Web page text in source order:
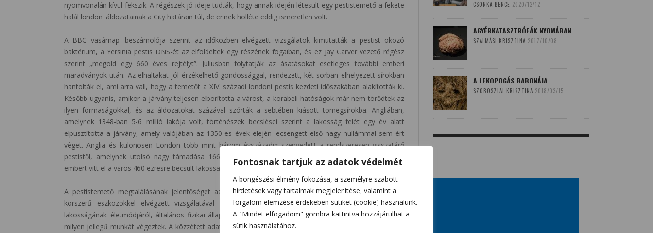
Fontosnak tartjuk az adatok védelmét
A böngészési élmény fokozása, a személyre szabott
hirdetések vagy tartalmak megjelenítése, valamint a
forgalom elemzése érdekében sütiket (cookie) használunk.
A "Mindet elfogadom" gombra kattintva hozzájárulhat a
sütik használatához.
nyomvonalán kívül fekszik. A régészek jó ideje tudták, hogy annak idején létesült egy pestistemető a fekete
halál londoni áldozatainak a City határain túl, de ennek holléte eddig ismeretlen volt.
A BBC vasárnapi beszámolója szerint az időközben elvégzett vizsgálatok kimutatták a pestist okozó
baktérium, a Yersinia pestis DNS-ét az elföldeltek egy részének fogaiban, és ez Jay Carver vezető régész
szerint „megold egy 660 éves rejtélyt”. Júliusban folytatják az ásatásokat esetleges további emberi
maradványok után. Az elhaltakat jól érzékelhető gondossággal, rendezett, két sorban elhelyezett sírokban
hantolták el, ami arra vall, hogy a temetőt a XIV. századi londoni pestis kezdeti időszakában alakították ki.
Később ugyanis, amikor a járvány teljesen elborította a várost, a korabeli hatóságok már nem törődtek az
ilyen formaságokkal, és az áldozatokat százával szórták a sebtében kiásott tömegsírokba. Angliában,
amelynek 1348-ban 5-6 millió lakója volt, történészek becslései szerint a lakosság felét egy év alatt
elpusztította a járvány, amely valójában az 1350-es évek elején lecsengett első nagy hullámmal sem ért
véget. Anglia és különösen London több mint három évszázadig szenvedett a rendszeresen visszatérő
pestistől, amelynek utolsó nagy támadása 1665-ben volt: az akkori londoni pestisjárvány 75-100 ezer
embert vitt el a város 460 ezresre becsült lakosságából.
A pestistemető megtalálásának jelentőségét az adja, hogy a jó állapotban megmaradt maradványok
korszerű eszközökkel elvégzett vizsgálatával részletes ismeretek nyerhetők a XIV. századi London
lakosságának életmódjáról, általános fizikai állapotáról, és még arról is, hogy a sírokban talált emberek
milyen jellegű munkát végeztek. A közzétett adatok szerint az elhunytak közül 16 százalék esetében angol
CSONKA BENCE 2020/12/12
AGYÉRKATASZTRÓFÁK NYOMÁBAN
SZALMÁSI KRISZTINA 2017/10/08
A LEKOPOGÁS BABONÁJA
SZOBOSZLAI KRISZTINA 2018/03/15